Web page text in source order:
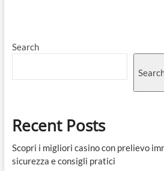
Search
Recent Posts
Scopri i migliori casino con prelievo
sicurezza e consigli pratici